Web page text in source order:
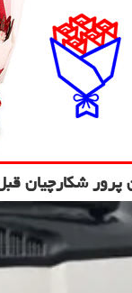
پرور شکارچیان